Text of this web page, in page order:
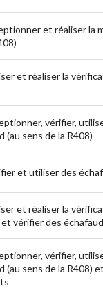
et réaliser la
et réaliser la
vérifier,
(au sens de la R408)
et utiliser des
et réaliser la
vérifier des
vérifier,
(au sens de la R408)